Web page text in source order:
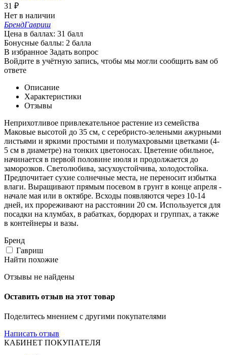
31 ₽
Нет в наличии
БрендГавриш
Цена в баллах: 31 балл
Бонусные баллы: 2 балла
В избранное Задать вопрос
Войдите в учётную запись, чтобы мы могли сообщить вам об
ответе
Описание
Характеристики
Отзывы
Неприхотливое привлекательное растение из семейства
Маковые высотой до 35 см, с серебристо-зелеными ажурными
листьями и яркими простыми и полумахровыми цветками (4-
5 см в диаметре) на тонких цветоносах. Цветение обильное,
начинается в первой половине июля и продолжается до
заморозков. Светолюбива, засухоустойчива, холодостойка.
Предпочитает сухие солнечные места, не переносит избытка
влаги. Выращивают прямым посевом в грунт в конце апреля -
начале мая или в октябре. Всходы появляются через 10-14
дней, их прореживают на расстоянии 20 см. Используется для
посадки на клумбах, в рабатках, бордюрах и группах, а также
в контейнеры и вазы.
Бренд
Гавриш
Найти похожие
Отзывы не найдены
Оставить отзыв на этот товар
Поделитесь мнением с другими покупателями
Написать отзыв
КАБИНЕТ ПОКУПАТЕЛЯ